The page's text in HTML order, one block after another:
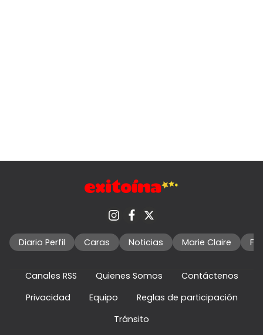
Diario Perfil Caras Noticias Marie Claire
Canales RSS Quienes Somos
Contáctenos
Privacidad
Equipo
Reglas de participación
Tránsito